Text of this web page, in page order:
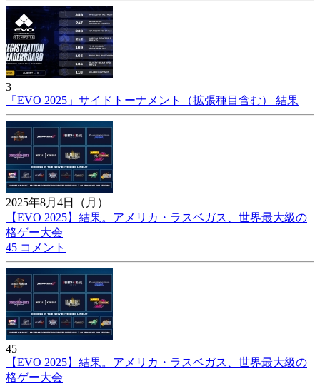
3
「EVO 2025」サイドトーナメント（拡張種目含む） 結果
2025年8月4日（月）
【EVO 2025】結果。アメリカ・ラスベガス、世界最大級の
格ゲー大会
45 コメント
45
【EVO 2025】結果。アメリカ・ラスベガス、世界最大級の
格ゲー大会